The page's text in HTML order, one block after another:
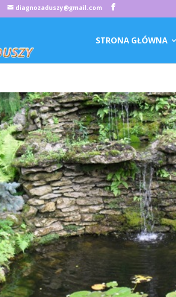
diagnozaduszy@gmail.com
STRONA GŁÓWNA